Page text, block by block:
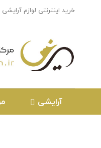
خرید اینترنتی لوازم
آرایشی